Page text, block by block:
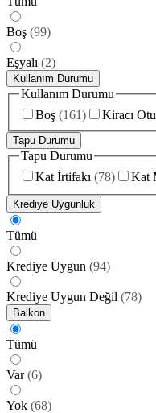
Boş (99)
Eşyalı (2)
Kullanım Durumu
Kullanım Durumu
Boş (161) Kiracı
Tapu Durumu
Tapu Durumu
Kat İrtifakı (78) Kat
Krediye Uygunluk
Tümü
Krediye Uygun (94)
Krediye Uygun Değil (78)
Balkon
Tümü
Var (6)
Yok (68)